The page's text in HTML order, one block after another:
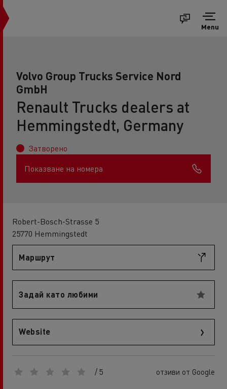
Menu
Volvo Group Trucks Service Nord
GmbH
Renault Trucks dealers at
Hemmingstedt, Germany
Затворено
Показване на номера
Robert-Bosch-Strasse 5
25770 Hemmingstedt
Маршрут
Задай като любими
Website
/ 5 отзиви от Google